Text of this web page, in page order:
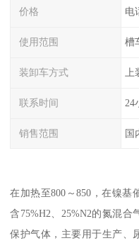
价格 电
使用范围 槽
装卸车方式
联系时间 24
销售范围 国
在加热至800～850，在镍基
含75%H2、25%N2的氮混
保护气体，主要用于生产、